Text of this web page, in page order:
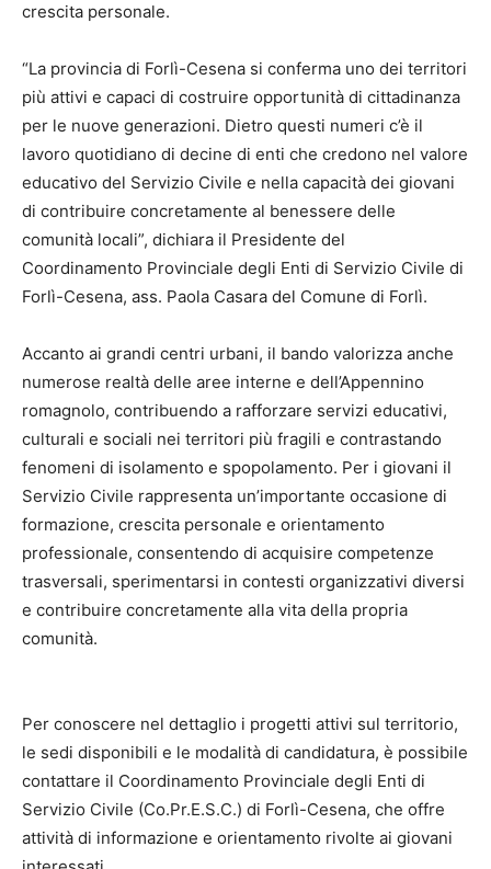
crescita personale.
“La provincia di Forlì-Cesena si conferma uno dei territori
più attivi e capaci di costruire opportunità di cittadinanza
per le nuove generazioni. Dietro questi numeri c’è il
lavoro quotidiano di decine di enti che credono nel valore
educativo del Servizio Civile e nella capacità dei giovani
di contribuire concretamente al benessere delle
comunità locali”, dichiara il Presidente del
Coordinamento Provinciale degli Enti di Servizio Civile di
Forlì-Cesena, ass. Paola Casara del Comune di Forlì.
Accanto ai grandi centri urbani, il bando valorizza anche
numerose realtà delle aree interne e dell’Appennino
romagnolo, contribuendo a rafforzare servizi educativi,
culturali e sociali nei territori più fragili e contrastando
fenomeni di isolamento e spopolamento. Per i giovani il
Servizio Civile rappresenta un’importante occasione di
formazione, crescita personale e orientamento
professionale, consentendo di acquisire competenze
trasversali, sperimentarsi in contesti organizzativi diversi
e contribuire concretamente alla vita della propria
comunità.
Per conoscere nel dettaglio i progetti attivi sul territorio,
le sedi disponibili e le modalità di candidatura, è possibile
contattare il Coordinamento Provinciale degli Enti di
Servizio Civile (Co.Pr.E.S.C.) di Forlì-Cesena, che offre
attività di informazione e orientamento rivolte ai giovani